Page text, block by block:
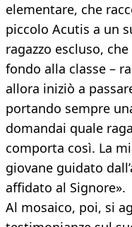
elementare, che
piccolo Acutis a un
ragazzo escluso,
fondo alla classe –
allora iniziò a
portando sempre
domandai quale
comporta così. La
giovane guidato
affidato al Signore».
Al mosaico, poi, si